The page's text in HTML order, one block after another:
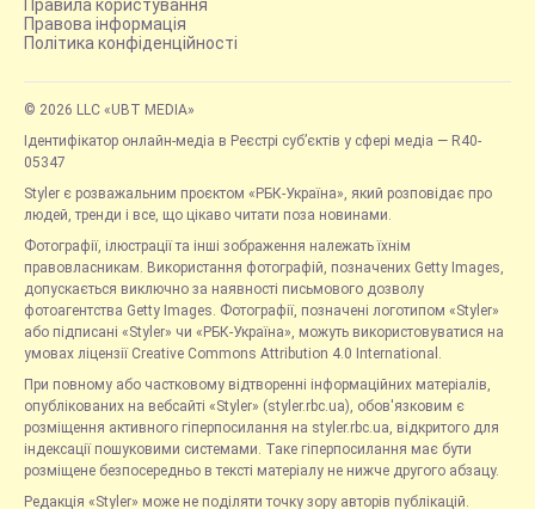
Правила користування
Правова інформація
Політика конфіденційності
© 2026 LLC «UBT MEDIA»
Ідентифікатор онлайн-медіа в Реєстрі суб’єктів у сфері медіа — R40-
05347
Styler є розважальним проєктом «РБК-Україна», який розповідає про
людей, тренди і все, що цікаво читати поза новинами.
Фотографії, ілюстрації та інші зображення належать їхнім
правовласникам. Використання фотографій, позначених Getty Images,
допускається виключно за наявності письмового дозволу
фотоагентства Getty Images. Фотографії, позначені логотипом «Styler»
або підписані «Styler» чи «РБК-Україна», можуть використовуватися на
умовах ліцензії Creative Commons Attribution 4.0 International.
При повному або частковому відтворенні інформаційних матеріалів,
опублікованих на вебсайті «Styler» (styler.rbc.ua), обов'язковим є
розміщення активного гіперпосилання на styler.rbc.ua, відкритого для
індексації пошуковими системами. Таке гіперпосилання має бути
розміщене безпосередньо в тексті матеріалу не нижче другого абзацу.
Редакція «Styler» може не поділяти точку зору авторів публікацій.